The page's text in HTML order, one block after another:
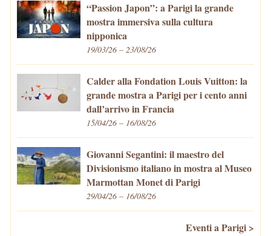
“Passion Japon”: a Parigi la grande
mostra immersiva sulla cultura
nipponica
19/03/26 – 23/08/26
Calder alla Fondation Louis Vuitton: la
grande mostra a Parigi per i cento anni
dall’arrivo in Francia
15/04/26 – 16/08/26
Giovanni Segantini: il maestro del
Divisionismo italiano in mostra al Museo
Marmottan Monet di Parigi
29/04/26 – 16/08/26
Eventi a Parigi >